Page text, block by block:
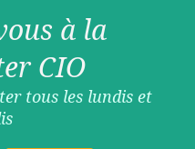
à la
CIO
tous les lundis et